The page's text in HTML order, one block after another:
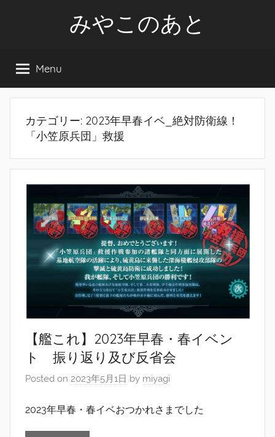
みやこのあと
Menu
カテゴリー: 2023年早春イベ_絶対防衛線！
「小笠原兵団」救援
【艦これ】2023年早春・春イベン
ト 振り返り及び反省会
Posted on 2023年5月1日 by miyagi
2023年早春・春イベおつかれさまでした